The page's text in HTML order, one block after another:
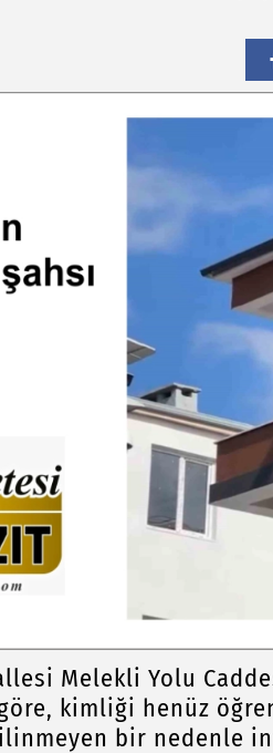
Melekli Yolu
kimliği henüz
bir nedenle